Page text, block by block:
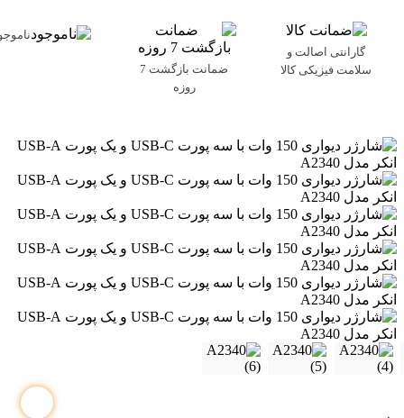
گارانتی اصالت و
سلامت فیزیکی کالا
ضمانت بازگشت 7
روزه